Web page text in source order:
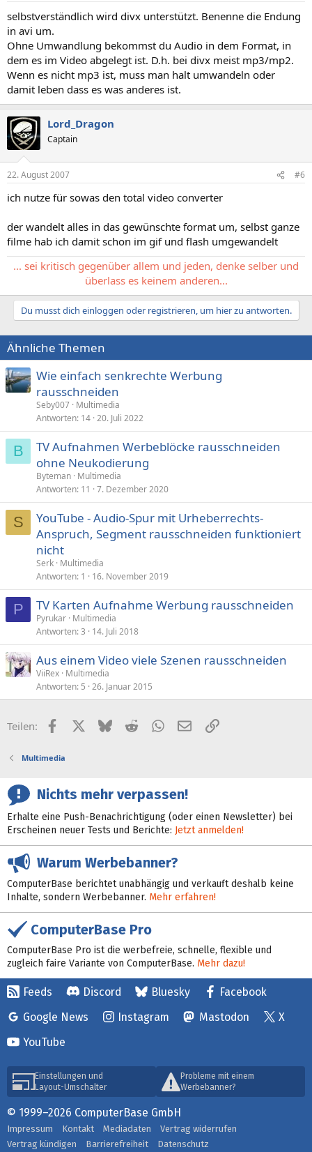
selbstverständlich wird divx unterstützt. Benenne die Endung
in avi um.
Ohne Umwandlung bekommst du Audio in dem Format, in
dem es im Video abgelegt ist. D.h. bei divx meist mp3/mp2.
Wenn es nicht mp3 ist, muss man halt umwandeln oder
damit leben dass es was anderes ist.
Lord_Dragon
Captain
22. August 2007 #6
ich nutze für sowas den total video converter
der wandelt alles in das gewünschte format um, selbst ganze
filme hab ich damit schon im gif und flash umgewandelt
... sei kritisch gegenüber allem und jeden, denke selber und
überlass es keinem anderen...
Du musst dich einloggen oder registrieren, um hier zu antworten.
Ähnliche Themen
Wie einfach senkrechte Werbung
rausschneiden
Seby007 Multimedia
Antworten 14 20. Juli 2022
B
TV Aufnahmen Werbeblöcke rausschneiden
ohne Neukodierung
Byteman Multimedia
Antworten 11 7. Dezember 2020
S
YouTube - Audio-Spur mit Urheberrechts-
Anspruch, Segment rausschneiden funktioniert
nicht
Serk Multimedia
Antworten 1 16. November 2019
P TV Karten Aufnahme Werbung rausschneiden
Pyrukar Multimedia
Antworten 3 14. Juli 2018
Aus einem Video viele Szenen rausschneiden
ViiRex Multimedia
Antworten 5 26. Januar 2015
Teilen: FacebookX (Twitter)
BlueskyRedditWhatsApp
E-MailLink
Multimedia
Nichts mehr verpassen!
Erhalte eine Push-Benachrichtigung (oder einen Newsletter) bei
Erscheinen neuer Tests und Berichte: Jetzt anmelden!
Warum Werbebanner?
ComputerBase berichtet unabhängig und verkauft deshalb keine
Inhalte, sondern Werbebanner. Mehr erfahren!
ComputerBase Pro
ComputerBase Pro ist die werbefreie, schnelle, flexible und
zugleich faire Variante von ComputerBase. Mehr dazu!
Feeds Discord Bluesky
Facebook
Google News
Instagram Mastodon
X
YouTube
Einstellungen und
Layout-Umschalter
Probleme mit einem
Werbebanner?
© 1999–2026 ComputerBase GmbH
Impressum Kontakt Mediadaten
Vertrag widerrufen
Vertrag kündigen
Barrierefreiheit Datenschutz